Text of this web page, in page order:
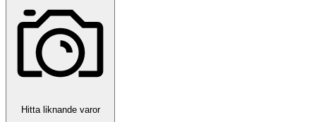
Hitta liknande varor